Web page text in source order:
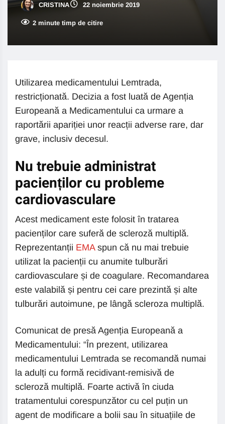
CRISTINA 22 noiembrie 2019
2 minute timp de citire
Utilizarea medicamentului Lemtrada,
restricționată. Decizia a fost luată de Agenția
Europeană a Medicamentului ca urmare a
raportării apariției unor reacții adverse rare, dar
grave, inclusiv decesul.
Nu trebuie administrat
pacienților cu probleme
cardiovasculare
Acest medicament este folosit în tratarea
pacienților care suferă de scleroză multiplă.
Reprezentanții EMAspun că nu mai trebuie
utilizat la pacienții cu anumite tulburări
cardiovasculare și de coagulare. Recomandarea
este valabilă și pentru cei care prezintă și alte
tulburări autoimune, pe lângă scleroza multiplă.
Comunicat de presă Agenția Europeană a
Medicamentului: “În prezent, utilizarea
medicamentului Lemtrada se recomandă numai
la adulți cu formă recidivant-remisivă de
scleroză multiplă. Foarte activă în ciuda
tratamentului corespunzător cu cel puțin un
agent de modificare a bolii sau în situațiile de